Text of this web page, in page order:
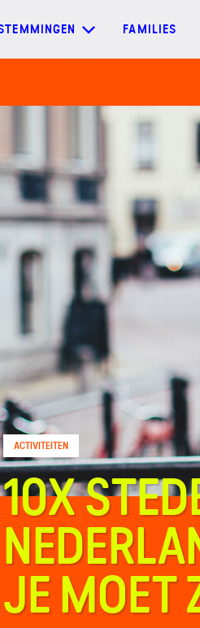
FAMILIES
ACTIVITEITEN
10X
JE MOET